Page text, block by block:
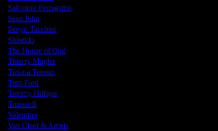
Salvatore Ferragamo
Sean John
Sergio Tacchini
Shiseido
The House of Oud
Thierry Mugler
Tiziana Terenzi
Tom Ford
Tommy Hilfiger
Trussardi
Valentino
Van Cleef & Arpels